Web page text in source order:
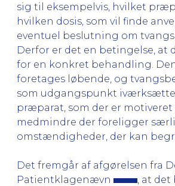
sig til eksempelvis, hvilket
hvilken dosis, som vil finde
eventuel beslutning om
Derfor er det en betingelse, at
for en konkret behandling.
foretages løbende, og
som udgangspunkt
præparat, som der er motiveret
medmindre der foreligger
omstændigheder, der kan
Det fremgår af afgørelsen fra
Patientklagenævn
, at